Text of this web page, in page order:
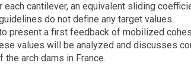
cantilever, an equivalent sliding
do not define any target values.
present a first feedback of mobilized
values will be analyzed and discusses
arch dams in France.